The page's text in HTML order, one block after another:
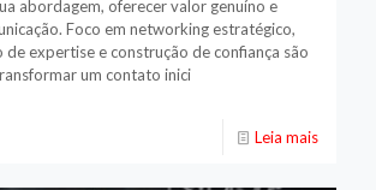
abordagem, oferecer valor genuíno e
Foco em networking estratégico,
expertise e construção de confiança são
um contato inici
Leia mais